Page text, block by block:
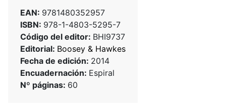
EAN: 9781480352957
ISBN: 978-1-4803-5295-7
Código del editor: BHI9737
Editorial: Boosey & Hawkes
Fecha de edición: 2014
Encuadernación: Espiral
Nº páginas: 60